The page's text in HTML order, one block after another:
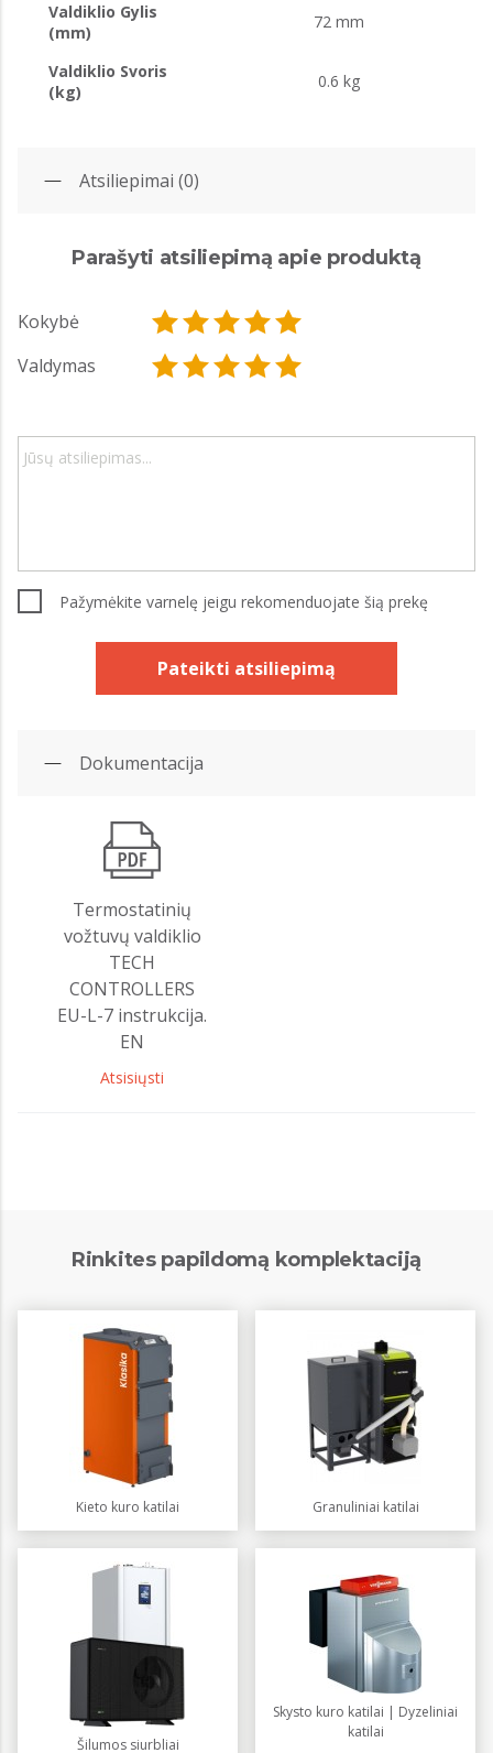
Valdiklio Gylis
(mm)
72 mm
Valdiklio Svoris
(kg)
0.6 kg
Atsiliepimai (0)
Parašyti atsiliepimą apie produktą
Kokybė
Valdymas
Pažymėkite varnelę jeigu rekomenduojate šią prekę
Pateikti atsiliepimą
Dokumentacija
Termostatinių
vožtuvų valdiklio
TECH
CONTROLLERS
EU-L-7 instrukcija.
EN
Atsisiųsti
Rinkites papildomą komplektaciją
Kieto kuro katilai Granuliniai katilai
Šilumos siurbliai
Skysto kuro katilai | Dyzeliniai
katilai